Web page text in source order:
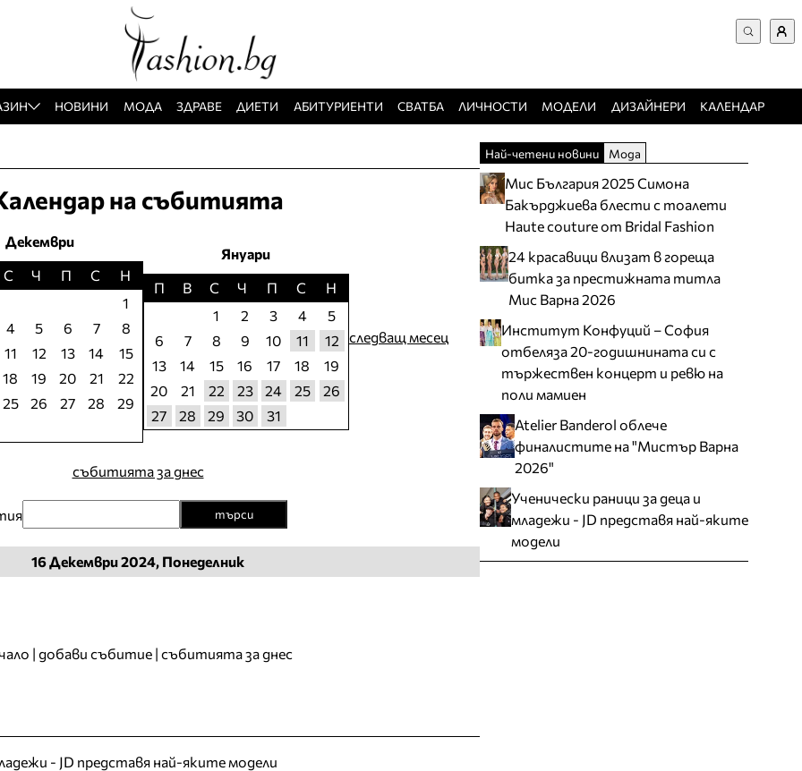
Забравена парола
Регистрация
Добавяне на фирма
Защо да се регистрирам
НОВИНИ МОДА ЗДРАВЕ ДИЕТИ АБИТУРИЕНТИ СВАТБА ЛИЧНОСТИ МОДЕЛИ ДИЗАЙНЕРИ КАЛЕНДАР
на събитията
Декември
С Ч П С
Н
1
4 5 6 7
8
11 12 13 14
15
18 19 20 21
22
25 26 27 28
29
Януари
П
В С Ч П С
Н
1
2 3 4
5
6
7 8 9 10 11
12
13
14 15 16 17 18
19
20
21 22 23 24 25
26
27
28 29 30 31
следващ месец
събитията за днес
търси
16Декември2024, Понеделник
| добави събитие | събитията за днес
- JD представя най-яките модели
Най-четени новини Мода
Мис България 2025 Симона
Бакърджиева блести с тоалети
Haute couture от Bridal Fashion
24 красавици влизат в гореща
битка за престижната титла
Мис Варна 2026
Институт Конфуций – София
отбеляза 20-годишнината си с
тържествен концерт и ревю на
поли мамиен
Atelier Banderol облече
финалистите на "Мистър Варна
2026"
Ученически раници за деца и
младежи - JD представя най-яките
модели